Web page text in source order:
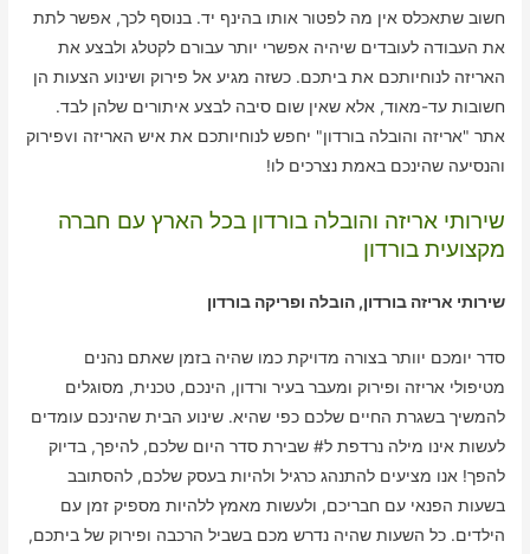
חשוב שתאכלס אין מה לפטור אותו בהינף יד. בנוסף לכך, אפשר לתת
את העבודה לעובדים שיהיה אפשרי יותר עבורם לקטלג ולבצע את
האריזה לנוחיותכם את ביתכם. כשזה מגיע אל פירוק ושינוע הצעות הן
חשובות עד-מאוד, אלא שאין שום סיבה לבצע איתורים שלהן לבד.
אתר "אריזה והובלה בורדון" יחפש לנוחיותכם את איש האריזה וvפירוק
והנסיעה שהינכם באמת נצרכים לו!
שירותי אריזה והובלה בורדון בכל הארץ עם חברה
מקצועית בורדון
שירותי אריזה בורדון, הובלה ופריקה בורדון
סדר יומכם יוותר בצורה מדויקת כמו שהיה בזמן שאתם נהנים
מטיפולי אריזה ופירוק ומעבר בעיר ורדון, הינכם, טכנית, מסוגלים
להמשיך בשגרת החיים שלכם כפי שהיא. שינוע הבית שהינכם עומדים
לעשות אינו מילה נרדפת ל# שבירת סדר היום שלכם, להיפך, בדיוק
להפך! אנו מציעים להתנהג כרגיל ולהיות בעסק שלכם, להסתובב
בשעות הפנאי עם חבריכם, ולעשות מאמץ ללהיות מספיק זמן עם
הילדים. כל השעות שהיה נדרש מכם בשביל הרכבה ופירוק של ביתכם,